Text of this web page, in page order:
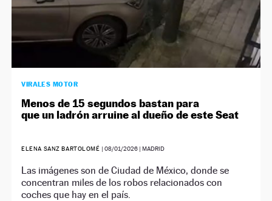
VIRALES MOTOR
Menos de 15 segundos bastan para
que un ladrón arruine al dueño de este Seat
ELENA SANZ BARTOLOMÉ | 08/01/2026| MADRID
Las imágenes son de Ciudad de México, donde se
concentran miles de los robos relacionados con
coches que hay en el país.